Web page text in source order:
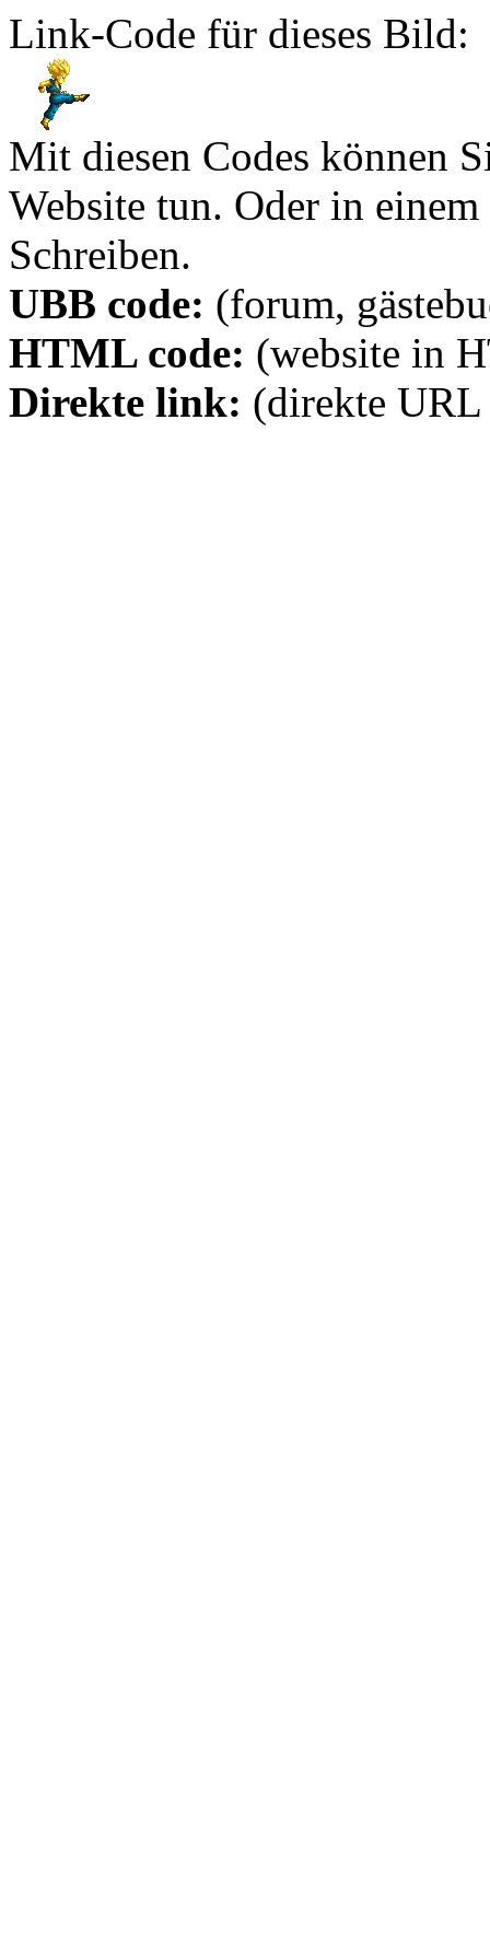
Link-Code für dieses Bild:
Mit diesen Codes können
Website tun. Oder in
Schreiben.
UBB code: (forum,
HTML code: (website in
Direkte link: (direkte